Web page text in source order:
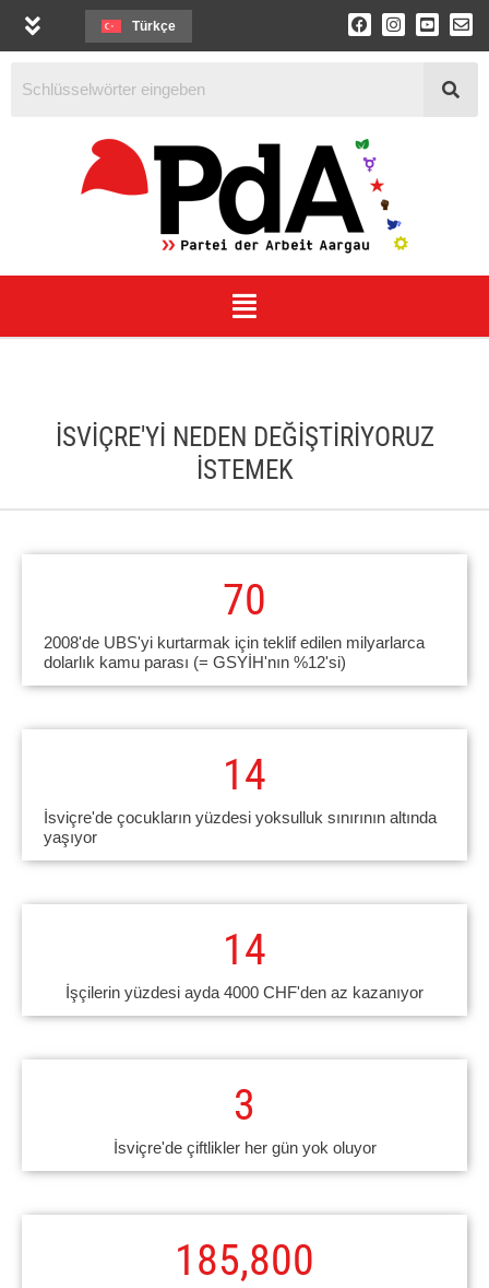
Türkçe
İSVİÇRE'Yİ NEDEN DEĞİŞTİRİYORUZ
İSTEMEK
2008'de UBS'yi kurtarmak için teklif edilen milyarlarca
dolarlık kamu parası (= GSYİH'nın %12'si)
70
İsviçre'de çocukların yüzdesi yoksulluk sınırının altında
yaşıyor
14
İşçilerin yüzdesi ayda 4000 CHF'den az kazanıyor
14
İsviçre'de çiftlikler her gün yok oluyor
3
185,800